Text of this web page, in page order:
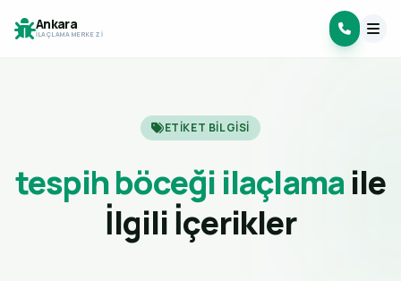
Ankara
İLAÇLAMA MERKEZI
ETIKET BILGISI
tespih böceği ilaçlama ile
İlgili İçerikler